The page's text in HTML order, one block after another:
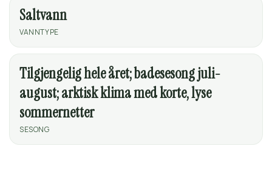
Saltvann
VANNTYPE
Tilgjengelig hele året; badesesong juli-
august; arktisk klima med korte, lyse
sommernetter
SESONG